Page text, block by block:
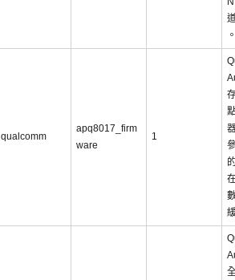
qualcomm
apq8017_firm
ware
1